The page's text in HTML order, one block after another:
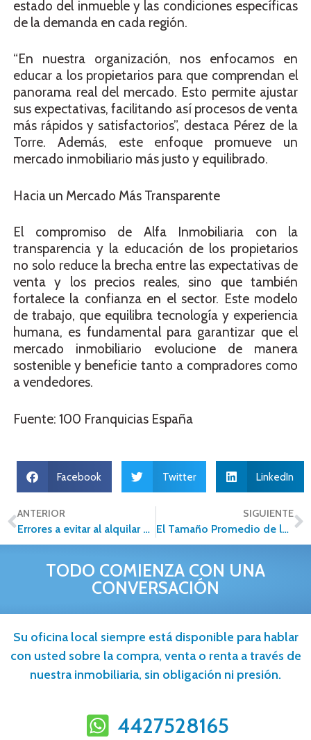
estado del inmueble y las condiciones específicas
de la demanda en cada región.
“En nuestra organización, nos enfocamos en
educar a los propietarios para que comprendan el
panorama real del mercado. Esto permite ajustar
sus expectativas, facilitando así procesos de venta
más rápidos y satisfactorios”, destaca Pérez de la
Torre. Además, este enfoque promueve un
mercado inmobiliario más justo y equilibrado.
Hacia un Mercado Más Transparente
El compromiso de Alfa Inmobiliaria con la
transparencia y la educación de los propietarios
no solo reduce la brecha entre las expectativas de
venta y los precios reales, sino que también
fortalece la confianza en el sector. Este modelo
de trabajo, que equilibra tecnología y experiencia
humana, es fundamental para garantizar que el
mercado inmobiliario evolucione de manera
sostenible y beneficie tanto a compradores como
a vendedores.
Fuente: 100 Franquicias España
Facebook Twitter LinkedIn
ANTERIOR
Errores a evitar al alquilar una propiedad
SIGUIENTE
El Tamaño Promedio de los Departamentos en México: Una Tendencia en Reducción
TODO COMIENZA CON UNA
CONVERSACIÓN
Su oficina local siempre está disponible para hablar
con usted sobre la compra, venta o renta a través de
nuestra inmobiliaria, sin obligación ni presión.
4427528165